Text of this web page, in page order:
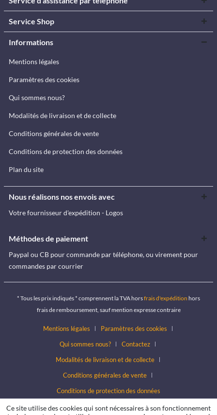
Service Shop
Informations
Mentions légales
Paramètres des cookies
Qui sommes nous?
Modalités de livraison et de collecte
Conditions générales de vente
Conditions de protection des données
Plan du site
Nous réalisons nos envois avec
Votre fournisseur d'expédition - Logos
Méthodes de paiement
Paypal ou CB pour commande par téléphone, ou virement pour
commandes par courrier
* Tous les prix indiqués * comprennent la TVA horsfrais d'expédition hors
frais de remboursement, sauf mention expresse contraire
Mentions légales
Paramètres des cookies
Qui sommes nous?
Contactez
Modalités de livraison et de collecte
Conditions générales de vente
Conditions de protection des données
Ce site utilise des cookies qui sont nécessaires à son fonctionnement